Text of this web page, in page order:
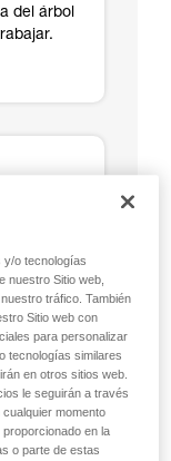
del árbol
y/o tecnologías
nuestro Sitio web,
tráfico. También
Sitio web con
para personalizar
tecnologías similares
en otros sitios web.
le seguirán a través
momento
en la
o parte de estas